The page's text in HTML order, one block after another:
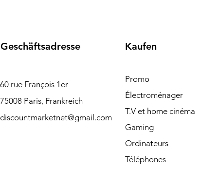
Geschäftsadresse
60 rue François 1er
75008 Paris, Frankreich
discountmarketnet@gmail.com
Kaufen
Promo
Électroménager
T.V et home cinéma
Gaming
Ordinateurs
Téléphones